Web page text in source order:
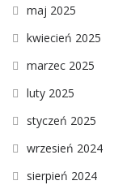
maj 2025
kwiecień 2025
marzec 2025
luty 2025
styczeń 2025
wrzesień 2024
sierpień 2024